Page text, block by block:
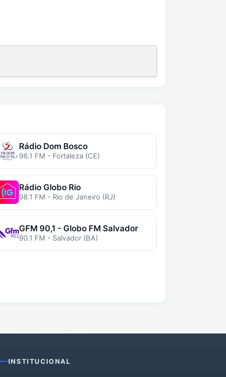
Rádio Dom Bosco
96.1 FM - Fortaleza (CE)
Rádio Globo Rio
98.1 FM - Rio de Janeiro (RJ)
GFM 90,1 - Globo FM Salvador
90.1 FM - Salvador (BA)
INSTITUCIONAL